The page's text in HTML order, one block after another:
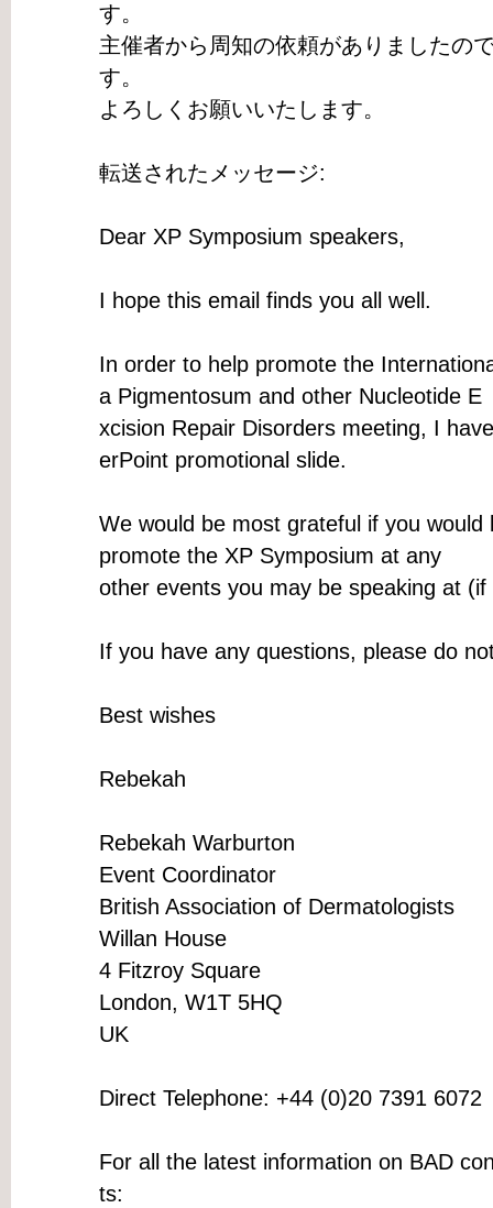
す。
主催者から周知の依頼がありましたの
す。
よろしくお願いいたします。
転送されたメッセージ:
Dear XP Symposium speakers,
I hope this email finds you all well.
In order to help promote the
a Pigmentosum and other Nucleotide E
xcision Repair Disorders meeting, I
erPoint promotional slide.
We would be most grateful if you
promote the XP Symposium at any
other events you may be speaking at (if
If you have any questions, please do
Best wishes
Rebekah
Rebekah Warburton
Event Coordinator
British Association of Dermatologists
Willan House
4 Fitzroy Square
London, W1T 5HQ
UK
Direct Telephone: +44 (0)20 7391 6072
For all the latest information on BAD
ts: